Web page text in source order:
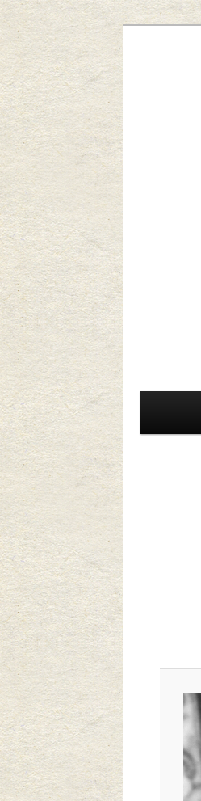
Перейти
к
основному
содержимому